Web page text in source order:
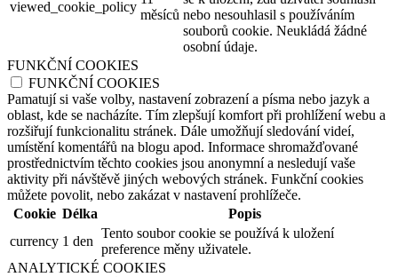
viewed_cookie_policy
měsíců nebo nesouhlasil s používáním
souborů cookie. Neukládá žádné
osobní údaje.
FUNKČNÍ COOKIES
FUNKČNÍ COOKIES
Pamatují si vaše volby, nastavení zobrazení a písma nebo jazyk a
oblast, kde se nacházíte. Tím zlepšují komfort při prohlížení webu a
rozšiřují funkcionalitu stránek. Dále umožňují sledování videí,
umístění komentářů na blogu apod. Informace shromažďované
prostřednictvím těchto cookies jsou anonymní a nesledují vaše
aktivity při návštěvě jiných webových stránek. Funkční cookies
můžete povolit, nebo zakázat v nastavení prohlížeče.
Cookie Délka
Popis
currency 1 den
Tento soubor cookie se používá k uložení
preference měny uživatele.
ANALYTICKÉ COOKIES